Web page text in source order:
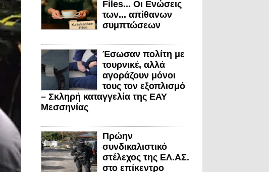
Files... Οι Ενώσεις
των... απίθανων
συμπτώσεων
Έσωσαν πολίτη με
τουρνικέ, αλλά
αγοράζουν μόνοι
τους τον εξοπλισμό
– Σκληρή καταγγελία της ΕΑΥ
Μεσσηνίας
Πρώην
συνδικαλιστικό
στέλεχος της ΕΛ.ΑΣ.
στο επίκεντρο